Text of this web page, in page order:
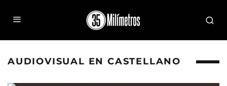
AUDIOVISUAL EN CASTELLANO